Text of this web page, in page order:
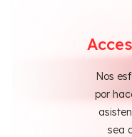
Nos
por
sea